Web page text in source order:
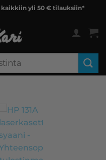
kaikkiin yli 50 € tilauksiin*